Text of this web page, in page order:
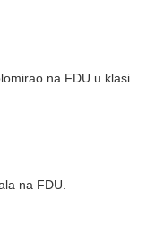
na FDU u klasi
na FDU.